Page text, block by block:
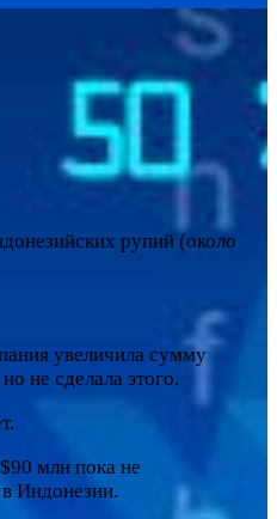
рупий (около
увеличила сумму
не сделала этого.
млн пока не
Индонезии.